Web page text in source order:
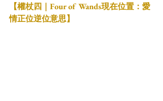
【權杖四｜Four of Wands現在位置：愛
情正位逆位意思】